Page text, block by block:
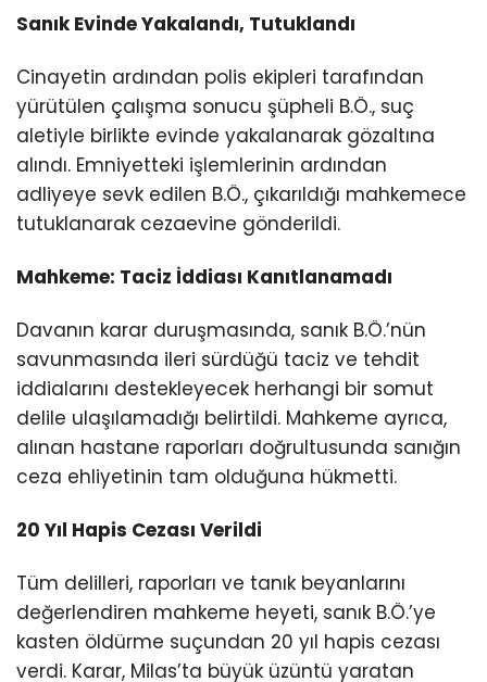
Sanık Evinde Yakalandı, Tutuklandı
Cinayetin ardından polis ekipleri tarafından
yürütülen çalışma sonucu şüpheli B.Ö., suç
aletiyle birlikte evinde yakalanarak gözaltına
alındı. Emniyetteki işlemlerinin ardından
adliyeye sevk edilen B.Ö., çıkarıldığı mahkemece
tutuklanarak cezaevine gönderildi.
Mahkeme: Taciz İddiası Kanıtlanamadı
Davanın karar duruşmasında, sanık B.Ö.’nün
savunmasında ileri sürdüğü taciz ve tehdit
iddialarını destekleyecek herhangi bir somut
delile ulaşılamadığı belirtildi. Mahkeme ayrıca,
alınan hastane raporları doğrultusunda sanığın
ceza ehliyetinin tam olduğuna hükmetti.
20 Yıl Hapis Cezası Verildi
Tüm delilleri, raporları ve tanık beyanlarını
değerlendiren mahkeme heyeti, sanık B.Ö.’ye
kasten öldürme suçundan 20 yıl hapis cezası
verdi. Karar, Milas’ta büyük üzüntü yaratan